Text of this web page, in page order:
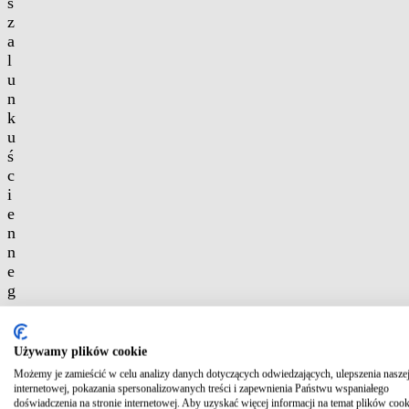
z
a
l
u
n
k
u
ś
c
i
e
n
n
e
g
o
u
p
Używamy plików cookie
Możemy je zamieścić w celu analizy danych dotyczących odwiedzających, ulepszenia
internetowej, pokazania spersonalizowanych treści i zapewnienia Państwu wspaniałego
doświadczenia na stronie internetowej. Aby uzyskać więcej informacji na temat plików